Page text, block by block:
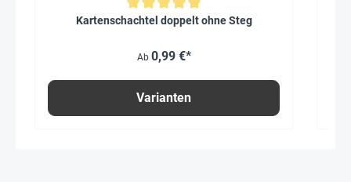
Durchschnittliche Bewertung von 5 von 5 Sternen
Kartenschachtel doppelt ohne Steg
Ab 0,99 €*
Varianten